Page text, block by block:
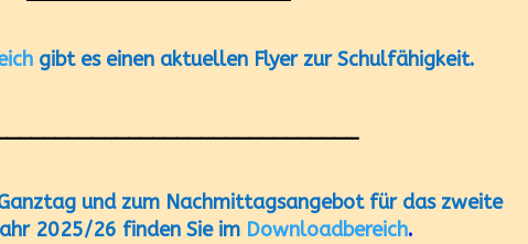
gibt es einen aktuellen Flyer zur Schulfähigkeit.
und zum Nachmittagsangebot für das zweite
2025/26 finden Sie im Downloadbereich.